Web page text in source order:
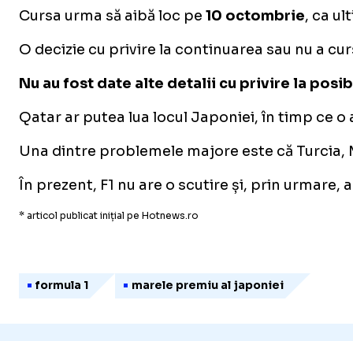
Cursa urma să aibă loc pe 10 octombrie, ca
O decizie cu privire la continuarea sau nu a
Nu au fost date alte detalii cu privire la
Qatar ar putea lua locul Japoniei, în timp ce o
Una dintre problemele majore este că
În prezent, F1 nu are o scutire și, prin
* articol publicat inițial pe Hotnews.ro
formula 1 marele premiu al japoniei